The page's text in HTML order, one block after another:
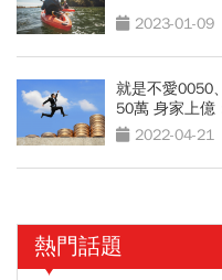
2023-01-09
就是不愛0050
50萬 身家上億
2022-04-21
熱門話題